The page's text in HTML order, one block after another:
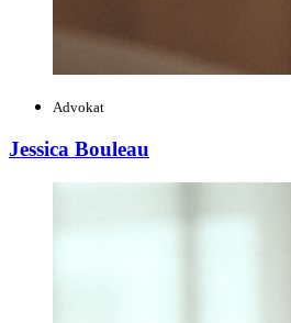
Advokat
Jessica Bouleau